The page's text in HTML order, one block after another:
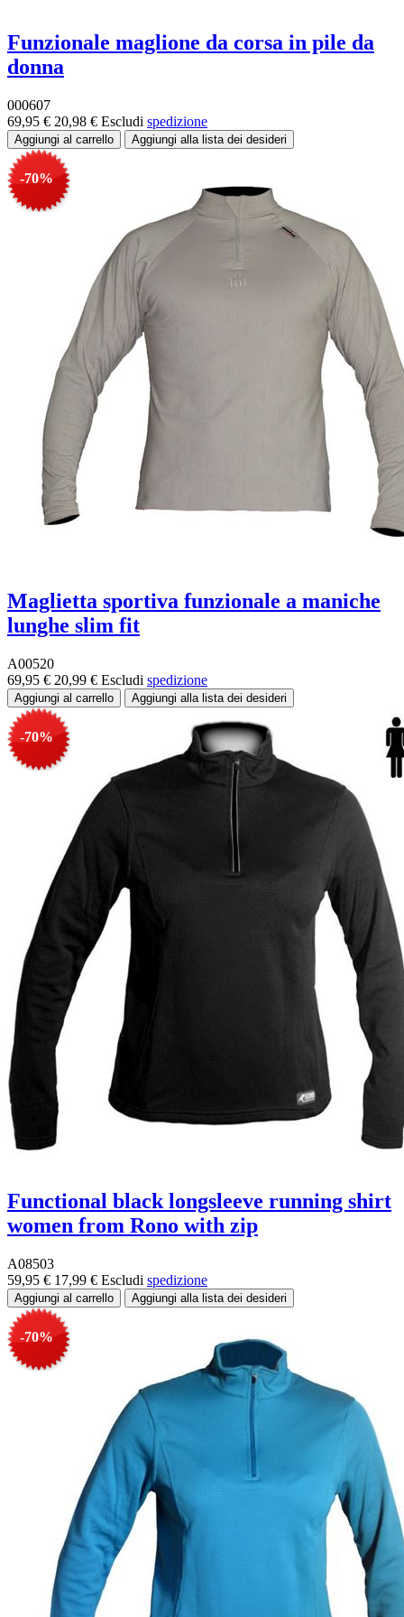
Funzionale maglione da corsa in pile da
donna
000607
69,95 € 20,98 € Escludi spedizione
-70%
Maglietta sportiva funzionale a maniche
lunghe slim fit
A00520
69,95 € 20,99 € Escludi spedizione
-70%
Functional black longsleeve running shirt
women from Rono with zip
A08503
59,95 € 17,99 € Escludi spedizione
-70%